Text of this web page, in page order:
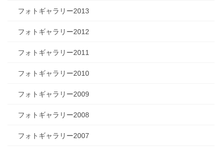
フォトギャラリー2013
フォトギャラリー2012
フォトギャラリー2011
フォトギャラリー2010
フォトギャラリー2009
フォトギャラリー2008
フォトギャラリー2007